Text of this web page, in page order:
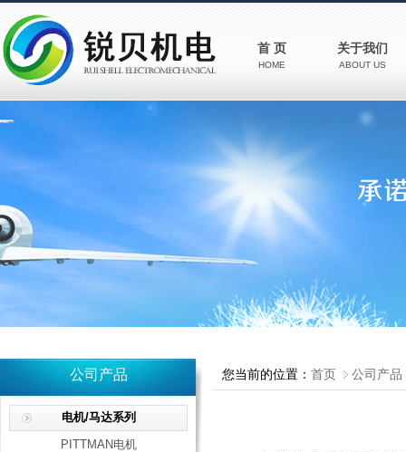
首 页
HOME
关于我们
ABOUT US
公司产品
电机/马达系列
PITTMAN电机
您当前的位置： 首页 公司产品